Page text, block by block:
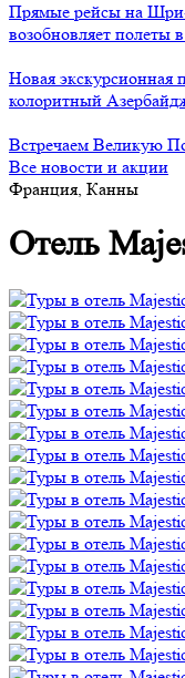
Прямые рейсы на
возобновляет полеты
Новая экскурсионная
колоритный
Встречаем Великую
Все новости и акции
Франция, Канны
Отель